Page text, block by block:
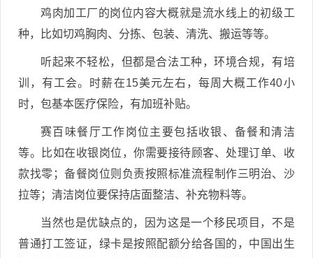
鸡肉加工厂的岗位内容大概就是流水线上的初级工
种，比如切鸡胸肉、分拣、包装、清洗、搬运等等。
听起来不轻松，但都是合法工种，环境合规，有培
训，有工会。时薪在15美元左右，每周大概工作40小
时，包基本医疗保险，有加班补贴。
赛百味餐厅工作岗位主要包括收银、备餐和清洁
等。比如在收银岗位，你需要接待顾客、处理订单、收
款找零；备餐岗位则负责按照标准流程制作三明治、沙
拉等；清洁岗位要保持店面整洁、补充物料等。
当然也是优缺点的，因为这是一个移民项目，不是
普通打工签证，绿卡是按照配额分给各国的，中国出生